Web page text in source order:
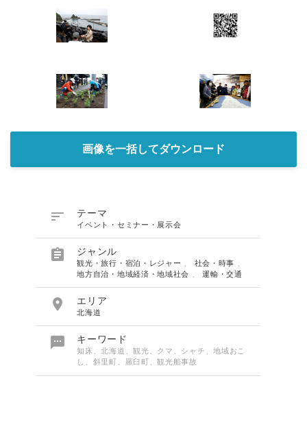
画像を一括してダウンロード
 テーマ
イベント・セミナー・展示会
 ジャンル
観光・旅行・宿泊・レジャー 社会・時事
地方自治・地域経済・地域社会
、運輸・交通
 エリア
北海道
 キーワード
知床、北海道、観光、クマ、シャチ、地域おこ
し、斜里町、羅臼町、観光船事故